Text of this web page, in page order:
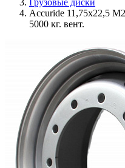
Accuride 11,75x22,5
5000 кг. вент.